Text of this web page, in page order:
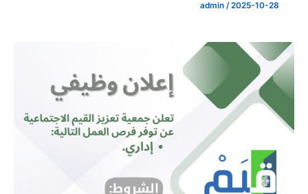
admin/2025-10-28